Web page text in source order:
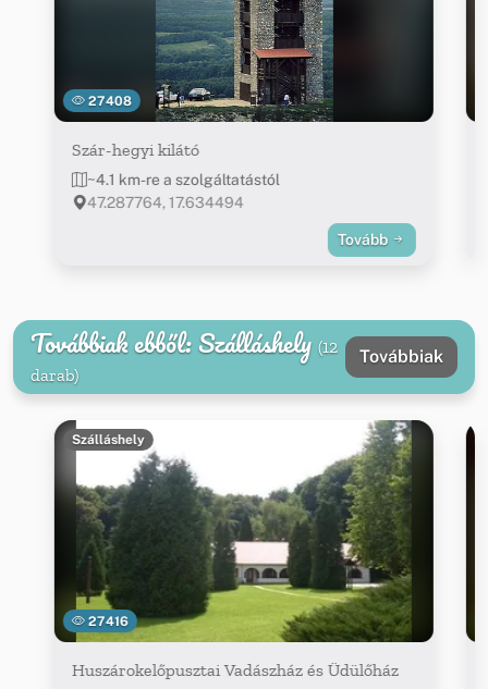
27408
Szár-hegyi kilátó
~4.1 km-re a szolgáltatástól
47.287764, 17.634494
Tovább
Továbbiak ebből: Szálláshely (12
darab)
Továbbiak
27416
Szálláshely
Huszárokelőpusztai Vadászház és Üdülőház